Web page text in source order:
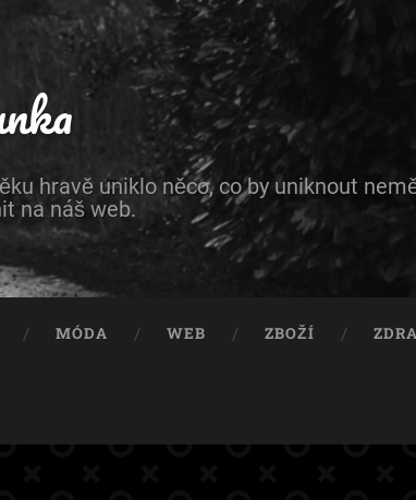
hravě uniklo něco, co by uniknout
na náš web.
MÓDA WEB ZBOŽÍ